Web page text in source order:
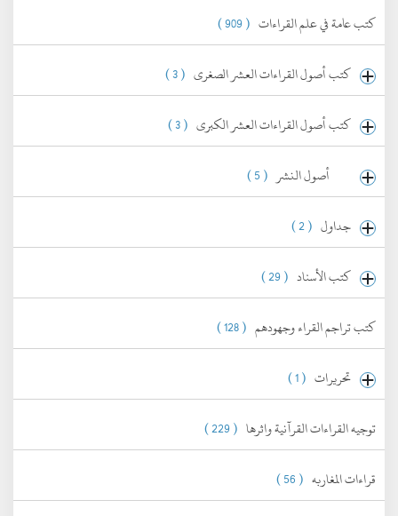
كتب عامة في علم القراءات ( 909 )
كتب أصول القراءات العشر الصغرى ( 3 )
كتب أصول القراءات العشر الكبرى ( 3 )
أصول النشر ( 5 )
جداول ( 2 )
كتب الأسناد ( 29 )
كتب تراجم القراء وجهودهم ( 128 )
تحريرات ( 1 )
توجيه القراءات القرآنية واثرها ( 229 )
قراءات المغاربه ( 56 )